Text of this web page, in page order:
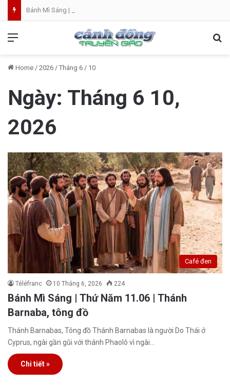
Bánh Mì Sáng | Thứ Bảy 08.08 | Thánh Đaminh, Linh mục
Home / 2026 / Tháng 6 / 10
Ngày: Tháng 6 10,
2026
Café đen
Téléfranc 10 Tháng 6, 2026 224
Bánh Mì Sáng | Thứ Năm 11.06 | Thánh
Barnaba, tông đồ
Thánh Barnabas, Tông đồ Thánh Barnabas là người Do Thái ở
Cyprus, ngài gần gũi với thánh Phaolô vì ngài…
Chi tiết »